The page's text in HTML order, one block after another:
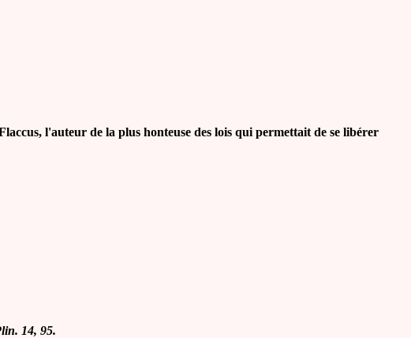
l'auteur de la plus honteuse des lois qui permettait de se libérer
14, 95.